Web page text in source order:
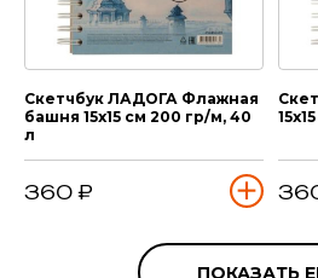
Скетчбук ЛАДОГА Флажная
башня 15х15 см 200 гр/м, 40
л
360 ₽
ПОКАЗАТЬ